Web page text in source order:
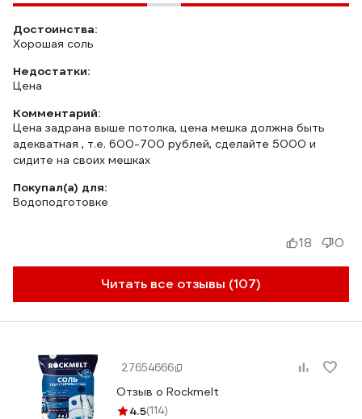
Достоинства:
Хорошая соль
Недостатки:
Цена
Комментарий:
Цена задрана выше потолка, цена мешка должна быть
адекватная , т.е. 600-700 рублей, сделайте 5000 и
сидите на своих мешках
Покупал(а) для:
Водоподготовке
Читать все отзывы (107)
18 0
27654666
Отзыв о Rockmelt
4.5(114)